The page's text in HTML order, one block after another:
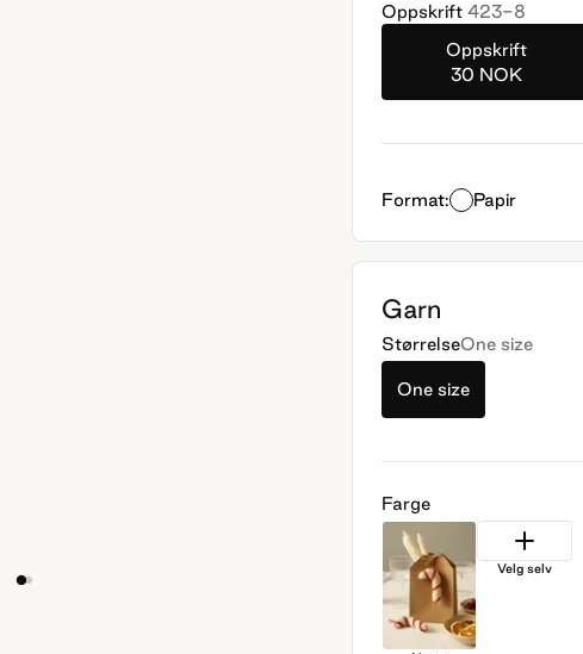
Oppskrift 423-8
Oppskrift
30 NOK
Format: Papir
Garn
StørrelseOne size
One size
Farge
Velg selv